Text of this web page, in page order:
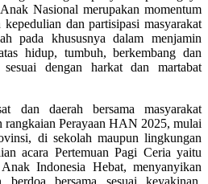
Nasional merupakan momentum
dan partisipasi masyarakat
pada khususnya dalam menjamin
hidup, tumbuh, berkembang dan
dengan harkat dan martabat
dan daerah bersama masyarakat
rangkaian Perayaan HAN 2025, mulai
di sekolah maupun lingkungan
acara Pertemuan Pagi Ceria yaitu
Indonesia Hebat, menyanyikan